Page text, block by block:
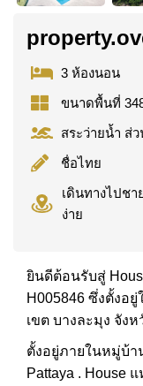
3 ห้องนอน
ขนาดพื้นที่
สระว่ายน้ำ ส่
ชื่อไทย
เดินทางไปชา
ง่าย
ยินดีต้อนรับสู่
H005846 ซึ่งตั้งอ
เขต บางละมุง จัง
ตั้งอยู่ภายในหมู่บ้า
Pattaya . House